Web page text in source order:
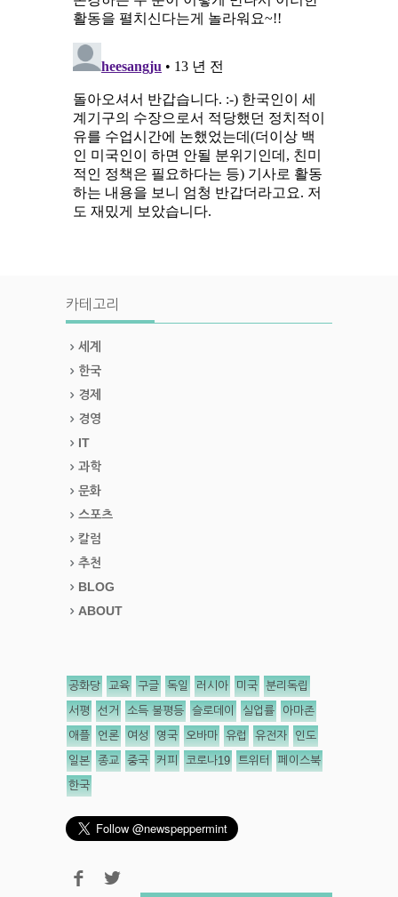
카테고리
세계
한국
경제
경영
IT
과학
문화
스포츠
칼럼
추천
BLOG
ABOUT
공화당 교육 구글 독일 러시아 미국 분리독립
서평 선거 소득 불평등 슬로데이 실업률 아마존
애플 언론 여성 영국 오바마 유럽 유전자 인도
일본 종교 중국 커피 코로나19 트위터 페이스북
한국